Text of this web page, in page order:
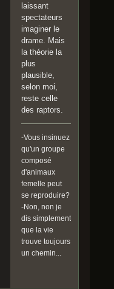
laissant
spectateurs
imaginer le
drame. Mais
la théorie la
plus
plausible,
selon moi,
reste celle
des raptors.
-Vous insinuez
qu'un groupe
composé
d'animaux
femelle peut
se reproduire?
-Non, non je
dis simplement
que la vie
trouve toujours
un chemin...